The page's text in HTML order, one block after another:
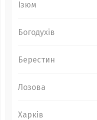
Ізюм
Богодухів
Берестин
Лозова
Харків